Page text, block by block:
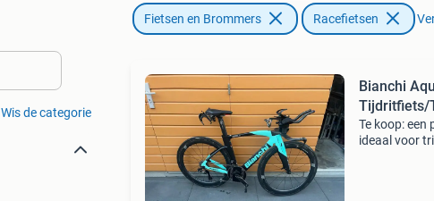
Wis de categorie
Fietsen en Brommers Racefietsen
Bianchi
Tijdritfiets/
Te koop:
ideaal voor